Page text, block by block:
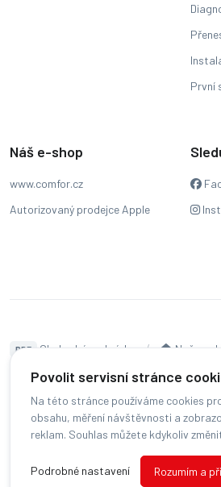
Povolit servisní stránce
Na této stránce používáme cookies
obsahu, měření návštěvnosti a
reklam. Souhlas můžete kdykoliv
Podrobné nastavení Rozumím a
První
Náš e-shop
www.comfor.cz
Autorizovaný prodejce Apple
PDF Obchodní podmínky
Naše
Čeština
Všechna práva
Změnit preference cookies